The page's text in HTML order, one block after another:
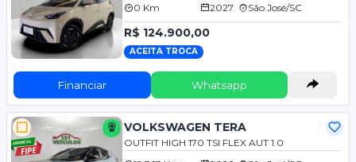
0 Km
2027 São José/SC
R$ 124.900,00
ACEITA TROCA
Financiar Whatsapp
VOLKSWAGEN TERA
OUTFIT HIGH 170 TSI FLEX AUT 1.0